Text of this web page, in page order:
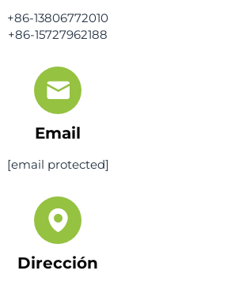
+86-13806772010
+86-15727962188
Email
[email protected]
Dirección